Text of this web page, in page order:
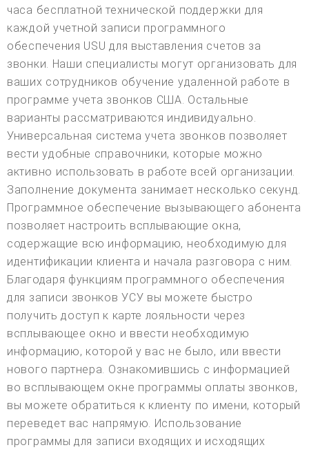
часа бесплатной технической поддержки для
каждой учетной записи программного
обеспечения USU для выставления счетов за
звонки. Наши специалисты могут организовать для
ваших сотрудников обучение удаленной работе в
программе учета звонков США. Остальные
варианты рассматриваются индивидуально.
Универсальная система учета звонков позволяет
вести удобные справочники, которые можно
активно использовать в работе всей организации.
Заполнение документа занимает несколько секунд.
Программное обеспечение вызывающего абонента
позволяет настроить всплывающие окна,
содержащие всю информацию, необходимую для
идентификации клиента и начала разговора с ним.
Благодаря функциям программного обеспечения
для записи звонков УСУ вы можете быстро
получить доступ к карте лояльности через
всплывающее окно и ввести необходимую
информацию, которой у вас не было, или ввести
нового партнера. Ознакомившись с информацией
во всплывающем окне программы оплаты звонков,
вы можете обратиться к клиенту по имени, который
переведет вас напрямую. Использование
программы для записи входящих и исходящих